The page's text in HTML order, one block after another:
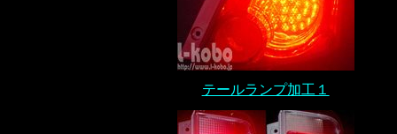
テールランプ加工１